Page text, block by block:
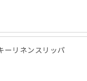
ーリネンスリッパ